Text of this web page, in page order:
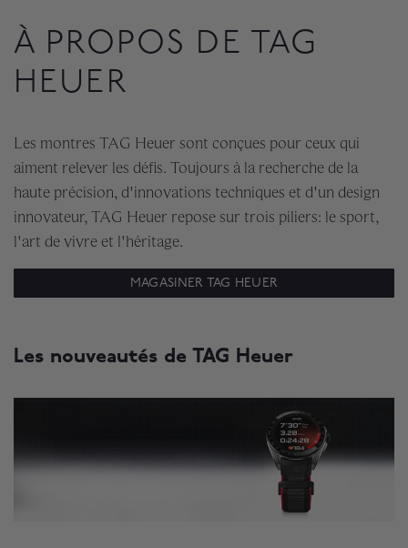
À PROPOS DE TAG
HEUER
Les montres TAG Heuer sont conçues pour ceux qui
aiment relever les défis. Toujours à la recherche de la
haute précision, d'innovations techniques et d'un design
innovateur, TAG Heuer repose sur trois piliers: le sport,
l'art de vivre et l'héritage.
MAGASINER TAG HEUER
Les nouveautés de TAG Heuer